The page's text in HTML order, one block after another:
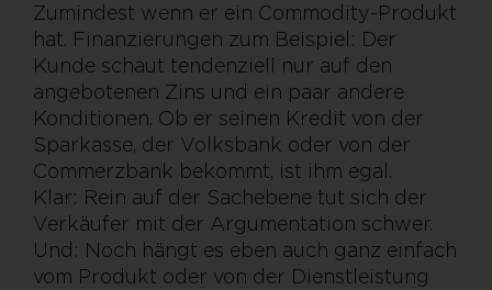
Zumindest wenn er ein Commodity-Produkt
hat. Finanzierungen zum Beispiel: Der
Kunde schaut tendenziell nur auf den
angebotenen Zins und ein paar andere
Konditionen. Ob er seinen Kredit von der
Sparkasse, der Volksbank oder von der
Commerzbank bekommt, ist ihm egal.
Klar: Rein auf der Sachebene tut sich der
Verkäufer mit der Argumentation schwer.
Und: Noch hängt es eben auch ganz einfach
vom Produkt oder von der Dienstleistung